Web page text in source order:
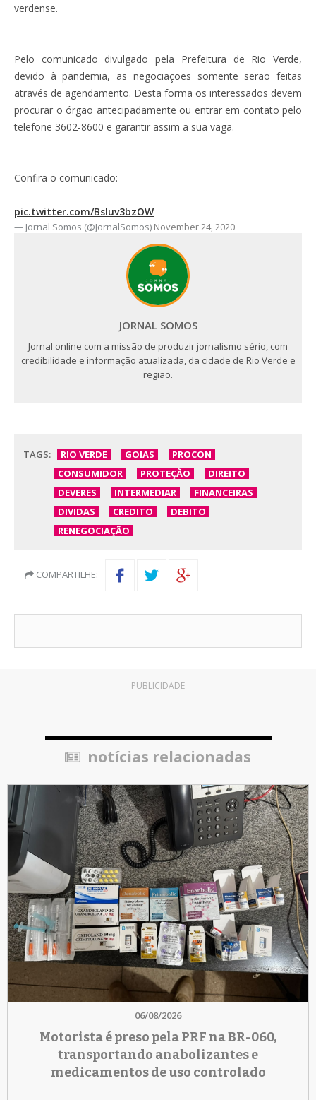
verdense.
Pelo comunicado divulgado pela Prefeitura de Rio Verde,
devido à pandemia, as negociações somente serão feitas
através de agendamento. Desta forma os interessados devem
procurar o órgão antecipadamente ou entrar em contato pelo
telefone 3602-8600 e garantir assim a sua vaga.
Confira o comunicado:
pic.twitter.com/BsIuv3bzOW
— Jornal Somos (@JornalSomos) November 24, 2020
JORNAL SOMOS
Jornal online com a missão de produzir jornalismo sério, com
credibilidade e informação atualizada, da cidade de Rio Verde e
região.
TAGS: RIO VERDE GOIAS
PROCON
CONSUMIDOR
PROTEÇÃO
DIREITO
DEVERES
INTERMEDIAR
FINANCEIRAS
DIVIDAS
CREDITO
DEBITO
RENEGOCIAÇÃO
COMPARTILHE:
PUBLICIDADE
notícias relacionadas
06/08/2026
Motorista é preso pela PRF na BR-060,
transportando anabolizantes e
medicamentos de uso controlado